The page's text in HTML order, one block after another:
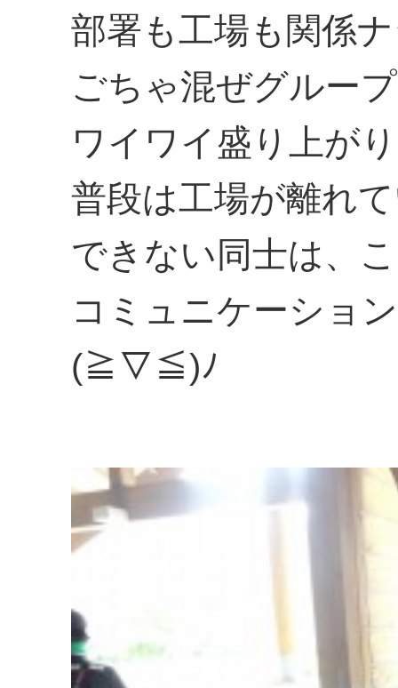
部署も工場も関係
ごちゃ混ぜグルー
ワイワイ盛り上が
普段は工場が離れ
できない同士は、
コミュニケーショ
(≧▽≦)ﾉ